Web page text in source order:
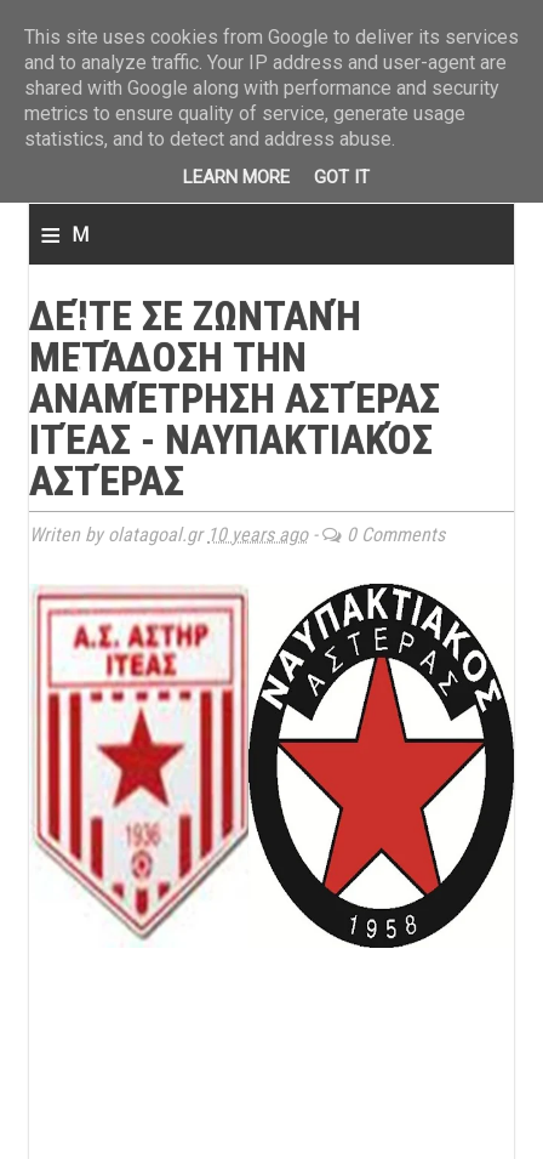
≡ M
n
u
ΔΕΊΤΕ ΣΕ ΖΩΝΤΑΝΉ
ΜΕΤΆΔΟΣΗ ΤΗΝ
ΑΝΑΜΈΤΡΗΣΗ ΑΣΤΈΡΑΣ
ΙΤΈΑΣ - ΝΑΥΠΑΚΤΙΑΚΌΣ
ΑΣΤΈΡΑΣ
Writen by olatagoal.gr 10 years ago- 0 Comments
This site uses cookies from Google to deliver its services
and to analyze traffic. Your IP address and user-agent are
shared with Google along with performance and security
metrics to ensure quality of service, generate usage
statistics, and to detect and address abuse.
LEARN MORE GOT IT